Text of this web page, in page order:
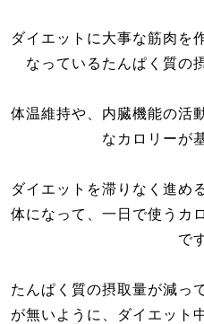
ダイエットに大事な筋肉を
なっているたんぱく質の
体温維持や、内臓機能の活
なカロリーが
ダイエットを滞りなく進め
体になって、一日で使うカ
で
たんぱく質の摂取量が減っ
が無いように、ダイエット